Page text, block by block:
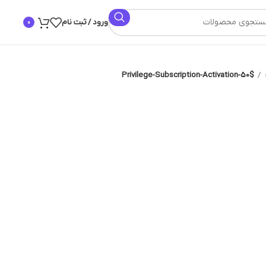
ورود / ثبت نام 0
Privilege-Subscription-Activation-50$